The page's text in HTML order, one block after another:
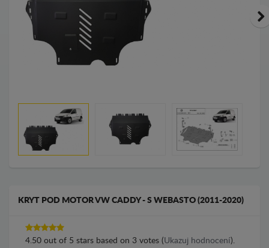
KRYT POD MOTOR VW CADDY - S WEBASTO (2011-2020)
4.50 out of 5 stars based on 3 votes (Ukazuj hodnocení).